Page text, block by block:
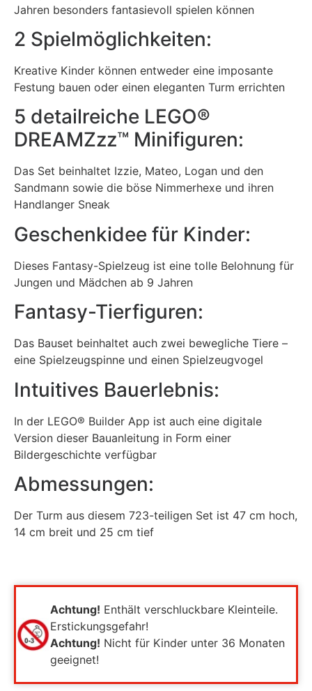
Jahren besonders fantasievoll spielen können
2 Spielmöglichkeiten:
Kreative Kinder können entweder eine imposante
Festung bauen oder einen eleganten Turm errichten
5 detailreiche LEGO®
DREAMZzz™ Minifiguren:
Das Set beinhaltet Izzie, Mateo, Logan und den
Sandmann sowie die böse Nimmerhexe und ihren
Handlanger Sneak
Geschenkidee für Kinder:
Dieses Fantasy-Spielzeug ist eine tolle Belohnung für
Jungen und Mädchen ab 9 Jahren
Fantasy-Tierfiguren:
Das Bauset beinhaltet auch zwei bewegliche Tiere –
eine Spielzeugspinne und einen Spielzeugvogel
Intuitives Bauerlebnis:
In der LEGO® Builder App ist auch eine digitale
Version dieser Bauanleitung in Form einer
Bildergeschichte verfügbar
Abmessungen:
Der Turm aus diesem 723-teiligen Set ist 47 cm hoch,
14 cm breit und 25 cm tief
Achtung! Enthält verschluckbare Kleinteile.
Erstickungsgefahr!
Achtung! Nicht für Kinder unter 36 Monaten
geeignet!